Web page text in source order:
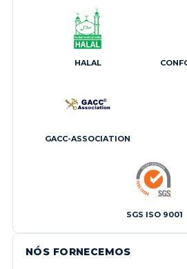
HALAL
GACC-ASSOCIATION
SGS ISO 9001
NÓS FORNECEMOS